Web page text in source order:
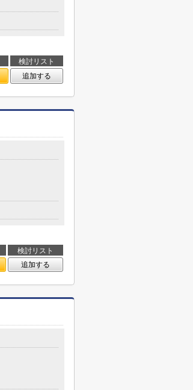
検討リスト
追加する
検討リスト
追加する